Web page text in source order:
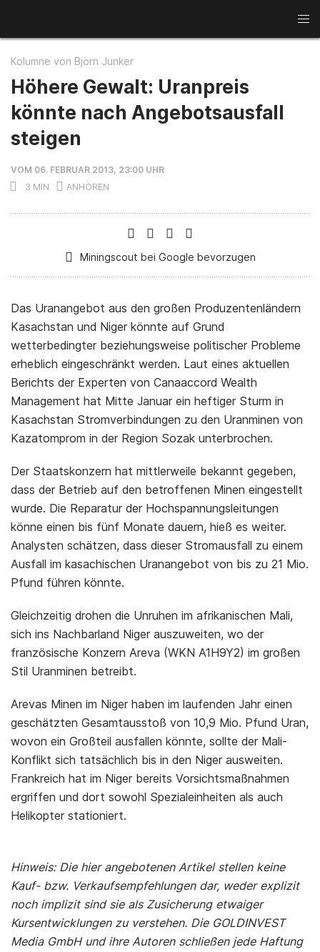
Kupfer
Seltene Erden
Aluminium
Rohstoffwochen
Minenaktien
Kolumne von Björn Junker
Höhere Gewalt: Uranpreis
könnte nach Angebotsausfall
steigen
VOM 06. FEBRUAR 2013, 23:00 UHR
3 MIN
Miningscout bei Google bevorzugen
Das Uranangebot aus den großen Produzentenländern
Kasachstan und Niger könnte auf Grund
wetterbedingter beziehungsweise politischer Probleme
erheblich eingeschränkt werden. Laut eines aktuellen
Berichts der Experten von Canaaccord Wealth
Management hat Mitte Januar ein heftiger Sturm in
Kasachstan Stromverbindungen zu den Uranminen von
Kazatomprom in der Region Sozak unterbrochen.
Der Staatskonzern hat mittlerweile bekannt gegeben,
dass der Betrieb auf den betroffenen Minen eingestellt
wurde. Die Reparatur der Hochspannungsleitungen
könne einen bis fünf Monate dauern, hieß es weiter.
Analysten schätzen, dass dieser Stromausfall zu einem
Ausfall im kasachischen Uranangebot von bis zu 21 Mio.
Pfund führen könnte.
Gleichzeitig drohen die Unruhen im afrikanischen Mali,
sich ins Nachbarland Niger auszuweiten, wo der
französische Konzern Areva (WKN A1H9Y2) im großen
Stil Uranminen betreibt.
Arevas Minen im Niger haben im laufenden Jahr einen
geschätzten Gesamtausstoß von 10,9 Mio. Pfund Uran,
wovon ein Großteil ausfallen könnte, sollte der Mali-
Konflikt sich tatsächlich bis in den Niger ausweiten.
Frankreich hat im Niger bereits Vorsichtsmaßnahmen
ergriffen und dort sowohl Spezialeinheiten als auch
Helikopter stationiert.
Hinweis: Die hier angebotenen Artikel stellen keine
Kauf- bzw. Verkaufsempfehlungen dar, weder explizit
noch implizit sind sie als Zusicherung etwaiger
Kursentwicklungen zu verstehen. Die GOLDINVEST
Media GmbH und ihre Autoren schließen jede Haftung